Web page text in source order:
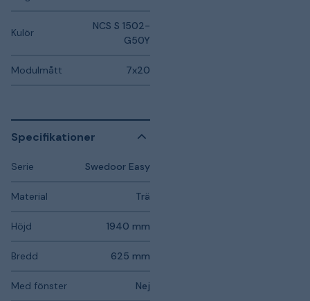
Kulör
NCS S 1502-
G50Y
Modulmått 7x20
Specifikationer
Serie Swedoor Easy
Material Trä
Höjd 1940 mm
Bredd 625 mm
Med fönster Nej